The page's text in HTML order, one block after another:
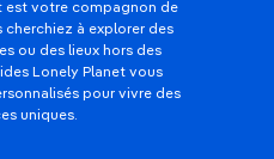
est votre compagnon de
à explorer des
ou des lieux hors des
Lonely Planet vous
pour vivre des
uniques.